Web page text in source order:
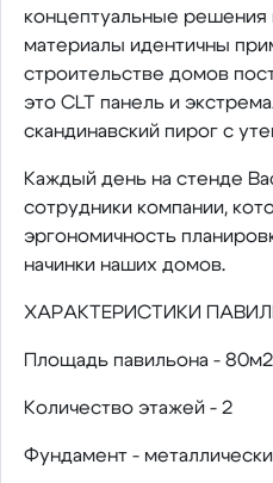
концептуальные решения
материалы идентичны
строительстве домов
это CLT панель и
скандинавский пирог с
Каждый день на стенде
сотрудники компании,
эргономичность
начинки наших домов.
ХАРАКТЕРИСТИКИ
Площадь павильона - 80м2
Количество этажей - 2
Фундамент -